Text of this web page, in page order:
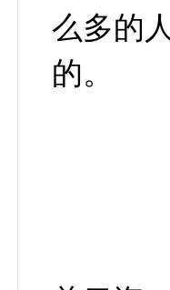
么多的
的。